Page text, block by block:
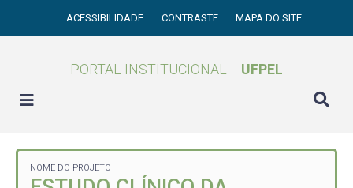
ACESSIBILIDADE CONTRASTE MAPA DO SITE
PORTAL INSTITUCIONAL UFPEL
NOME DO PROJETO